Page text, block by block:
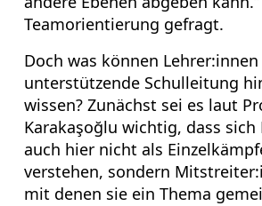
Teamorientierung gefragt.
Doch was können
unterstützende Schulleitung
wissen? Zunächst sei es laut
Karakaşoğlu wichtig, dass sich
auch hier nicht als
verstehen, sondern
mit denen sie ein Thema